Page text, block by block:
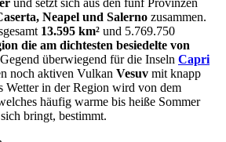
Neapel und Salerno zusammen.
13.595 km² und 5.769.750
die am dichtesten besiedelte von
überwiegend für die Inseln Capri
noch aktiven Vulkan Vesuv mit knapp
Wetter in der Region wird von dem
häufig warme bis heiße Sommer
bringt, bestimmt.